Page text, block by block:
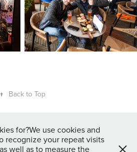
↑ Back to Top
vrij gebruikt worden op Social Media door
organisaties) mits er een duidelijke
bij geplaatst wordt. Voor gebruik
for?We use cookies and
recognize your repeat visits
well as to measure the